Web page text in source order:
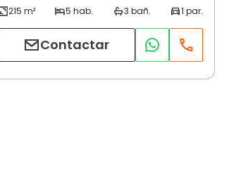
Contactar